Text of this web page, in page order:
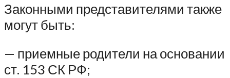
Законными представителями также
могут быть:
— приемные родители на основании
ст. 153 СК РФ;